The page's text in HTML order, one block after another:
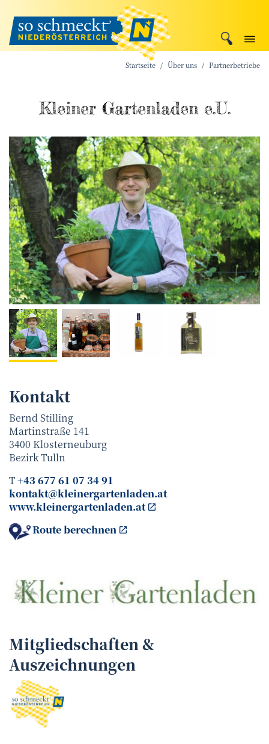
Startseite Über uns Partnerbetriebe
Kleiner Gartenladen e.U.
©Bernd Stilling
Kontakt
Bernd Stilling
Martinstraße 141
3400 Klosterneuburg
BezirkTulln
T+43 677 61 07 34 91
kontakt@kleinergartenladen.at
www.kleinergartenladen.at
Route berechnen
Mitgliedschaften &
Auszeichnungen